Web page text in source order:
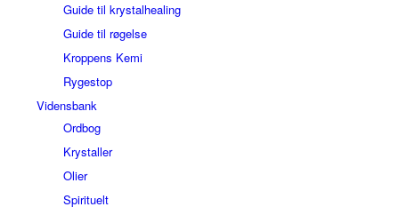
Guide til krystalhealing
Guide til røgelse
Kroppens Kemi
Rygestop
Vidensbank
Ordbog
Krystaller
Olier
Spirituelt